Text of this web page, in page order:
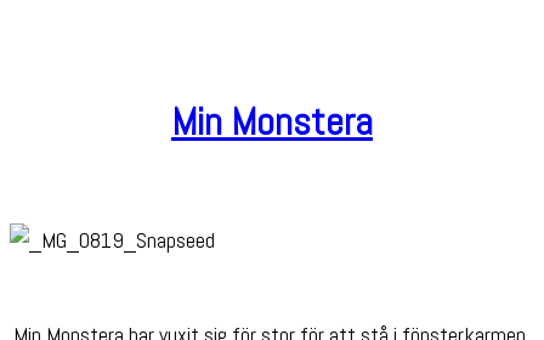
Min Monstera